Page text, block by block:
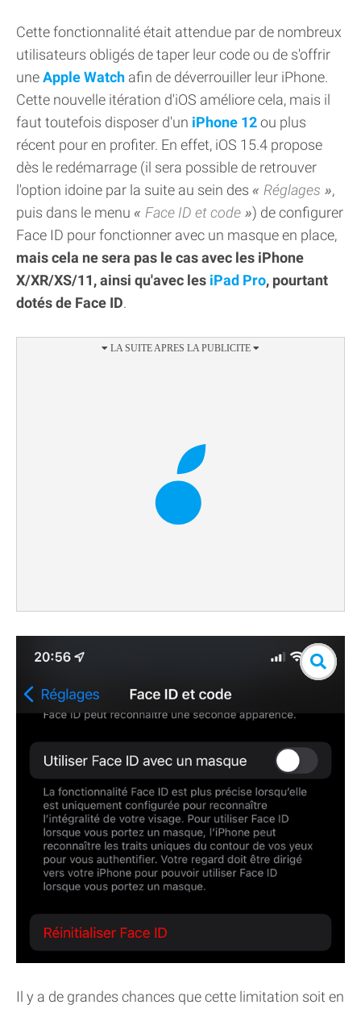
Cette fonctionnalité était attendue par de nombreux
utilisateurs obligés de taper leur code ou de s'offrir
uneApple Watch afin de déverrouiller leur iPhone.
Cette nouvelle itération d'iOS améliore cela, mais il
faut toutefois disposer d'un iPhone 12ou plus
récent pour en profiter. En effet, iOS 15.4 propose
dès le redémarrage (il sera possible de retrouver
l'option idoine par la suite au sein des
Réglages
,
puis dans le menu
Face ID et code
) de configurer
Face ID pour fonctionner avec un masque en place,
mais cela ne sera pas le cas avec les iPhone
X/XR/XS/11, ainsi qu'avec les iPad Pro, pourtant
dotés de Face ID.
Il y a de grandes chances que cette limitation soit en